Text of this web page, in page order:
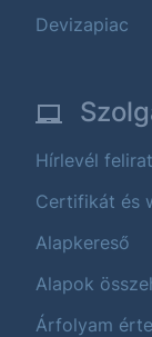
Devizapiac
Hírlevél
Certifikát és
Alapkereső
Alapok
Árfolyam